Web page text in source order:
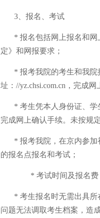
3、报名、考试
* 报名包括网上报名和
定》和网报要求；
* 报考我院的考生和我
址： //yz.chsi.com.cn ，完成网
* 考生凭本人身份证、学
完成网上确认手续。未按规
* 报考我院，在京内参
的报名点报名和考试；
* 考试时间及报名费
* 考生报名时无需出具所
问题无法调取考生档案，造